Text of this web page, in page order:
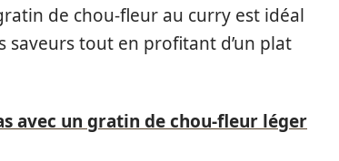
de chou-fleur au curry est idéal
tout en profitant d’un plat
avec un gratin de chou-fleur léger